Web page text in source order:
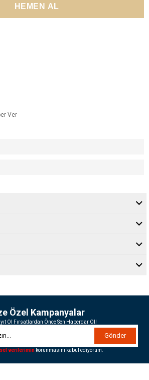
Ver
Özel Kampanyalar
Ol Fırsatlardan Önce Sen Haberdar Ol!
Gönder
verilerimin korunmasını kabul ediyorum.